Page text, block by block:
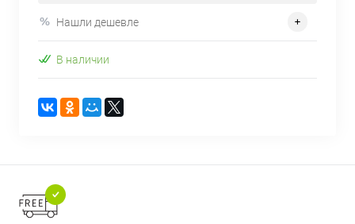
Нашли дешевле
В наличии